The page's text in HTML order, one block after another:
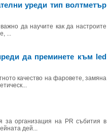
уреди тип волтметър
да научите как да настроите
...
да преминете към led
качество на фаровете, замяна
за организация на PR събития в
дей...